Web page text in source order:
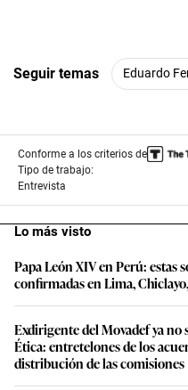
Seguir temas Eduardo
Conforme a los criterios de
Tipo de trabajo:
Entrevista
Lo más visto
Papa León XIV en Perú: estas
confirmadas en Lima,
Exdirigente del Movadef ya no
Ética: entretelones de los
distribución de las comisiones